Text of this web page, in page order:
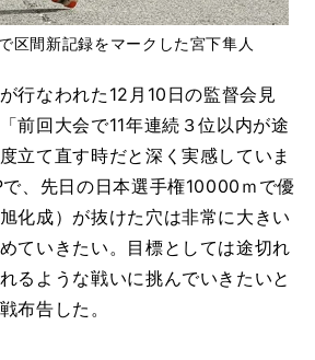
区間新記録をマークした宮下隼人
行なわれた12月10日の監督会見
前回大会で11年連続３位以内が途
立て直す時だと深く実感していま
、先日の日本選手権10000ｍで優
化成）が抜けた穴は非常に大きい
ていきたい。目標としては途切れ
るような戦いに挑んでいきたいと
布告した。